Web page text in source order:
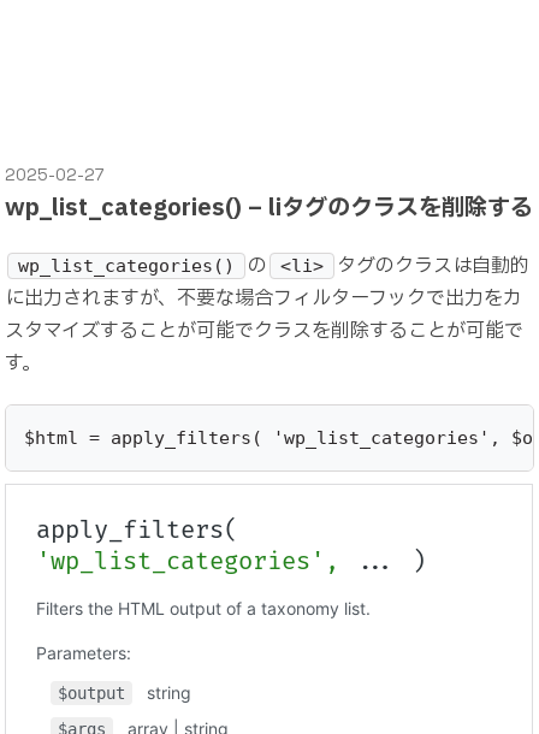
2025-02-27
wp_list_categories() – liタグのクラスを削除する
wp_list_categories() の <li>
タグのクラスは自動的
に出力されますが、不要な場合フィルターフックで出力をカ
スタマイズすることが可能でクラスを削除することが可能で
す。
$html = apply_filters( 'wp_list_categories',